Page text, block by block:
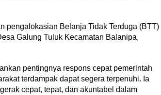
pengalokasian Belanja Tidak Terduga (BTT)
Galung Tuluk Kecamatan Balanipa,
pentingnya respons cepat pemerintah
terdampak dapat segera terpenuhi. Ia
cepat, tepat, dan akuntabel dalam